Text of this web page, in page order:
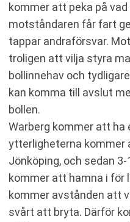
kommer att peka på
motståndaren får fart
tappar andraförsvar.
troligen att vilja styra
bollinnehav och
kan komma till avslut
bollen.
Warberg kommer att ha
ytterligheterna kommer
Jönköping, och sedan
kommer att hamna i för
kommer avstånden att
svårt att bryta. Därför